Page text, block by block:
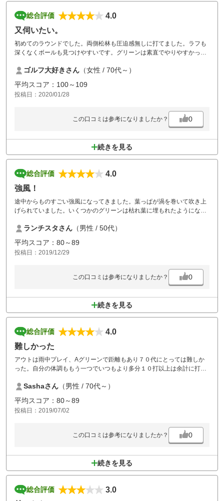
総合評価
4.0
又伺いたい。
初めてのラウンドでした。両側松林も圧迫感無しに打てました。ラフも
深くなくボールも見つけやすいです。グリーンは素直でやりやすかった
いです。
ゴルフ大好きさん （女性 / 70代～）
平均スコア：100～109
投稿日：2020/01/28
この口コミは参考になりましたか？ 0
続きを見る
総合評価
4.0
強風！
途中からものすごい強風になってきました。葉っぱが渦を巻いて吹き上
げられていました。いくつかのグリーンは枯れ葉に埋もれたようになっ
ングは楽しめませんでした。
ランチスタさん （男性 / 50代）
平均スコア：80～89
投稿日：2019/12/29
この口コミは参考になりましたか？ 0
続きを見る
総合評価
4.0
難しかった
アウトは雨中プレイ、Aグリーンで距離もあり７０代にとっては難しか
った。自分の体調ももう一つでいつもより多分１０打以上は余計に打っ
Sashaさん （男性 / 70代～）
平均スコア：80～89
投稿日：2019/07/02
この口コミは参考になりましたか？ 0
続きを見る
総合評価
3.0